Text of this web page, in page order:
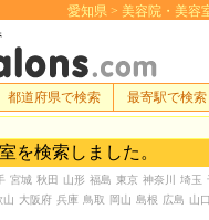
愛知県 > 美容院・美容
を検索しました。
宮城 秋田 山形 福島 東京 神奈川 埼玉
山 大阪府 兵庫 鳥取 岡山 島根 広島 山
都道府県で検索 最寄駅で検索